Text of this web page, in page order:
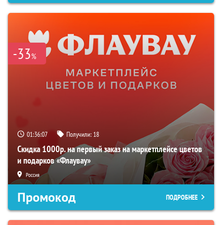
-33%
01:36:06 Получили: 18
Скидка 1000р. на первый заказ на маркетплейсе цветов
и подарков «Флаувау»
Россия
Промокод ПОДРОБНЕЕ